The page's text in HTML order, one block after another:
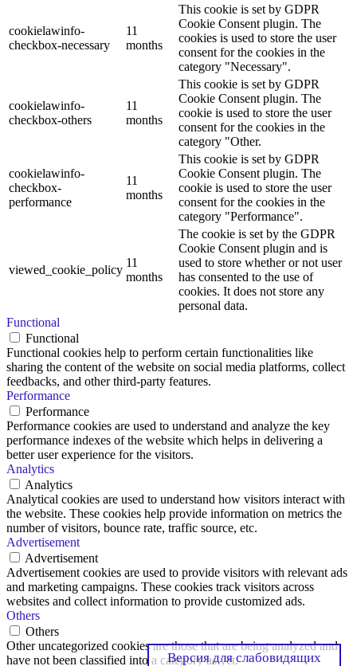
Версия для слабовидящих
cookielawinfo-
checkbox-necessary
11
months
This cookie is set by GDPR
Cookie Consent plugin. The
cookies is used to store the user
consent for the cookies in the
category "Necessary".
cookielawinfo-
checkbox-others
11
months
This cookie is set by GDPR
Cookie Consent plugin. The
cookie is used to store the user
consent for the cookies in the
category "Other.
cookielawinfo-
checkbox-
performance
11
months
This cookie is set by GDPR
Cookie Consent plugin. The
cookie is used to store the user
consent for the cookies in the
category "Performance".
viewed_cookie_policy
11
months
The cookie is set by the GDPR
Cookie Consent plugin and is
used to store whether or not user
has consented to the use of
cookies. It does not store any
personal data.
Functional
Functional
Functional cookies help to perform certain functionalities like
sharing the content of the website on social media platforms, collect
feedbacks, and other third-party features.
Performance
Performance
Performance cookies are used to understand and analyze the key
performance indexes of the website which helps in delivering a
better user experience for the visitors.
Analytics
Analytics
Analytical cookies are used to understand how visitors interact with
the website. These cookies help provide information on metrics the
number of visitors, bounce rate, traffic source, etc.
Advertisement
Advertisement
Advertisement cookies are used to provide visitors with relevant ads
and marketing campaigns. These cookies track visitors across
websites and collect information to provide customized ads.
Others
Others
Other uncategorized cookies are those that are being analyzed and
have not been classified into a category as yet.